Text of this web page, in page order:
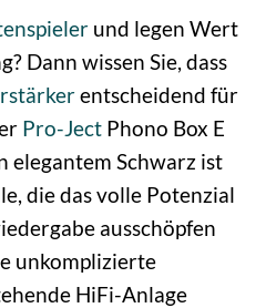
und legen Wert
Dann wissen Sie, dass
entscheidend für
Pro-Ject Phono Box E
elegantem Schwarz ist
die das volle Potenzial
ausschöpfen
unkomplizierte
HiFi-Anlage